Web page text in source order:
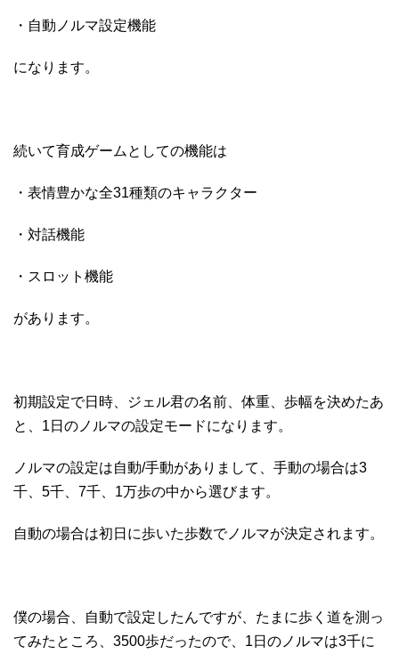
・自動ノルマ設定機能
になります。
続いて育成ゲームとしての機能は
・表情豊かな全31種類のキャラクター
・対話機能
・スロット機能
があります。
初期設定で日時、ジェル君の名前、体重、歩幅を決めたあ
と、1日のノルマの設定モードになります。
ノルマの設定は自動/手動がありまして、手動の場合は3
千、5千、7千、1万歩の中から選びます。
自動の場合は初日に歩いた歩数でノルマが決定されます。
僕の場合、自動で設定したんですが、たまに歩く道を測っ
てみたところ、3500歩だったので、1日のノルマは3千に